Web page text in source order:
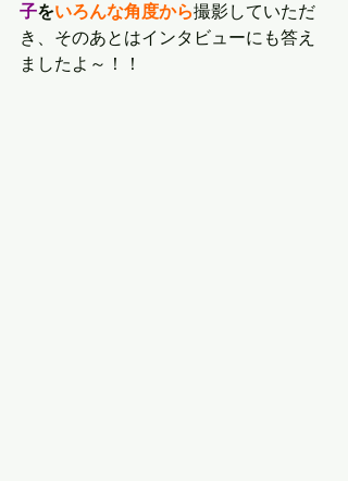
子をいろんな角度から撮影していただ
き、そのあとはインタビューにも答え
ましたよ～！！